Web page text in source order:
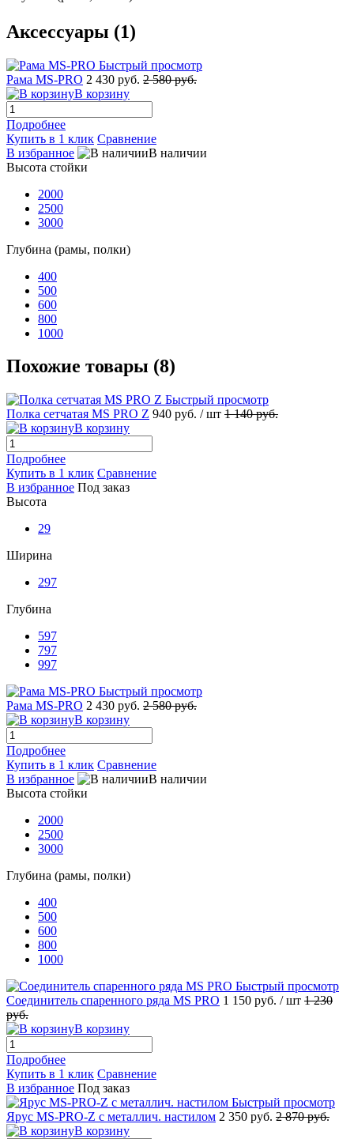
Аксессуары (1)
Быстрый просмотр
Рама MS-PRO 2 430 руб. 2 580 руб.
В корзину
Подробнее
Купить в 1 клик Сравнение
В избранное
В наличии
Высота стойки
2000
2500
3000
Глубина (рамы, полки)
400
500
600
800
1000
Похожие товары (8)
Быстрый просмотр
Полка сетчатая MS PRO Z 940 руб. / шт 1 140 руб.
В корзину
Подробнее
Купить в 1 клик Сравнение
В избранное Под заказ
Высота
29
Ширина
297
Глубина
597
797
997
Быстрый просмотр
Рама MS-PRO 2 430 руб. 2 580 руб.
В корзину
Подробнее
Купить в 1 клик Сравнение
В избранное
В наличии
Высота стойки
2000
2500
3000
Глубина (рамы, полки)
400
500
600
800
1000
Быстрый просмотр
Соединитель спаренного ряда MS PRO 1 150 руб. / шт 1 230
руб.
В корзину
Подробнее
Купить в 1 клик Сравнение
В избранное Под заказ
Быстрый просмотр
Ярус MS-PRO-Z c металлич. настилом 2 350 руб. 2 870 руб.
В корзину